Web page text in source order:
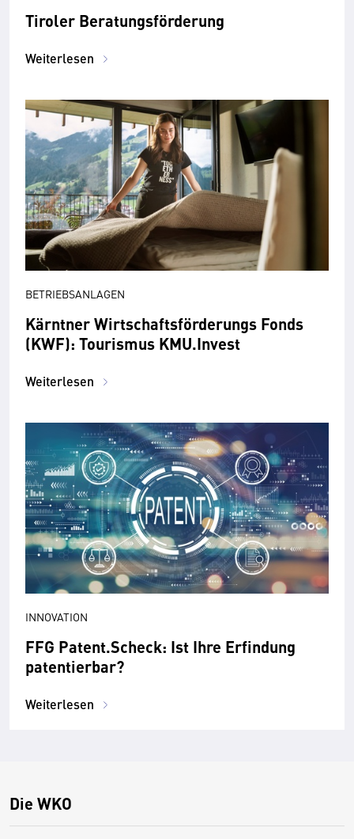
Tiroler Beratungsförderung
Weiterlesen
BETRIEBSANLAGEN
Kärntner Wirtschaftsförderungs Fonds
(KWF): Tourismus KMU.Invest
Weiterlesen
INNOVATION
FFG Patent.Scheck: Ist Ihre Erfindung
patentierbar?
Weiterlesen
Die WKO